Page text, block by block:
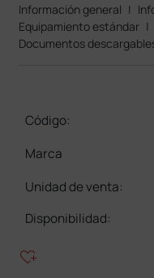
Información general |
Equipamiento estándar |
Documentos
Código:
Marca
Unidad de venta:
Disponibilidad:
heart_plus